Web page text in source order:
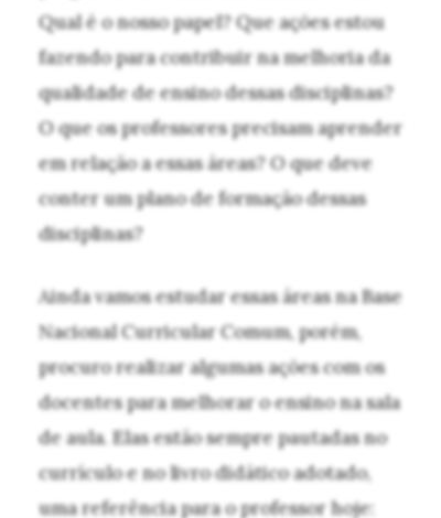
Qual é o nosso papel? Que ações estou
fazendo para contribuir na melhoria da
qualidade de ensino dessas disciplinas?
O que os professores precisam aprender
em relação a essas áreas? O que deve
conter um plano de formação dessas
disciplinas?
Ainda vamos estudar essas áreas na Base
Nacional Curricular Comum, porém,
procuro realizar algumas ações com os
docentes para melhorar o ensino na sala
de aula. Elas estão sempre pautadas no
currículo e no livro didático adotado,
uma referência para o professor hoje: